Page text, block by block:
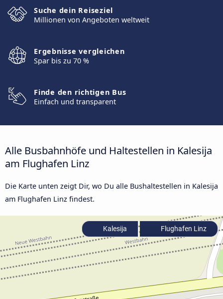
Suche dein Reiseziel
Millionen von Angeboten weltweit
Ergebnisse vergleichen
Spar bis zu 70 %
Finde den richtigen Bus
Einfach und transparent
Alle Busbahnhöfe und Haltestellen in Kalesija
am Flughafen Linz
Die Karte unten zeigt Dir, wo Du alle Bushaltestellen in Kalesija
am Flughafen Linz findest.
Kalesija Flughafen Linz